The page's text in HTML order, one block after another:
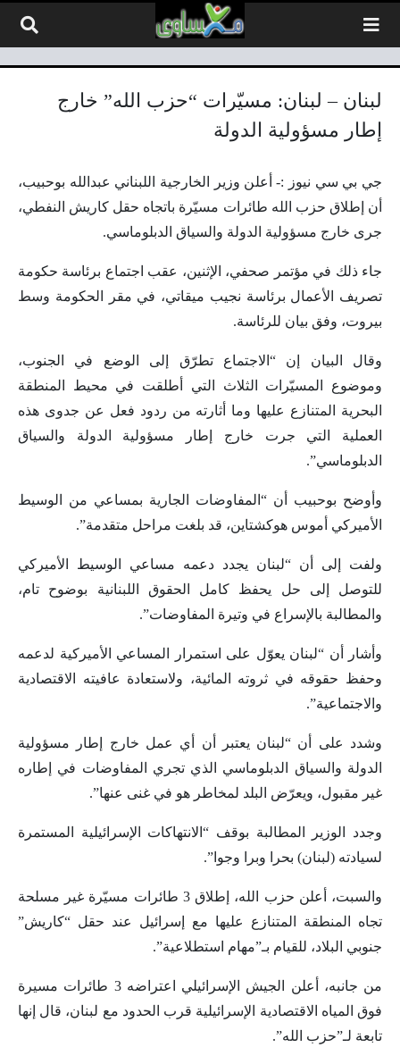
لبنان – لبنان: مسيّرات “حزب الله” خارج
إطار مسؤولية الدولة
جي بي سي نيوز :- أعلن وزير الخارجية اللبناني عبدالله بوحبيب،
أن إطلاق حزب الله طائرات مسيّرة باتجاه حقل كاريش النفطي،
جرى خارج مسؤولية الدولة والسياق الدبلوماسي.
جاء ذلك في مؤتمر صحفي، الإثنين، عقب اجتماع برئاسة حكومة
تصريف الأعمال برئاسة نجيب ميقاتي، في مقر الحكومة وسط
بيروت، وفق بيان للرئاسة.
وقال البيان إن “الاجتماع تطرّق إلى الوضع في الجنوب،
وموضوع المسيّرات الثلاث التي أطلقت في محيط المنطقة
البحرية المتنازع عليها وما أثارته من ردود فعل عن جدوى هذه
العملية التي جرت خارج إطار مسؤولية الدولة والسياق
الدبلوماسي”.
وأوضح بوحبيب أن “المفاوضات الجارية بمساعي من الوسيط
الأميركي أموس هوكشتاين، قد بلغت مراحل متقدمة”.
ولفت إلى أن “لبنان يجدد دعمه مساعي الوسيط الأميركي
للتوصل إلى حل يحفظ كامل الحقوق اللبنانية بوضوح تام،
والمطالبة بالإسراع في وتيرة المفاوضات”.
وأشار أن “لبنان يعوّل على استمرار المساعي الأميركية لدعمه
وحفظ حقوقه في ثروته المائية، ولاستعادة عافيته الاقتصادية
والاجتماعية”.
وشدد على أن “لبنان يعتبر أن أي عمل خارج إطار مسؤولية
الدولة والسياق الدبلوماسي الذي تجري المفاوضات في إطاره
غير مقبول، ويعرّض البلد لمخاطر هو في غنى عنها”.
وجدد الوزير المطالبة بوقف “الانتهاكات الإسرائيلية المستمرة
لسيادته (لبنان) بحرا وبرا وجوا”.
والسبت، أعلن حزب الله، إطلاق 3 طائرات مسيّرة غير مسلحة
تجاه ‏المنطقة المتنازع عليها مع إسرائيل عند حقل “كاريش”
جنوبي البلاد، للقيام بـ”مهام استطلاعية”.
من جانبه، أعلن الجيش الإسرائيلي اعتراضه 3 طائرات مسيرة
فوق المياه الاقتصادية الإسرائيلية قرب الحدود مع لبنان، قال إنها
تابعة لـ”حزب الله”.